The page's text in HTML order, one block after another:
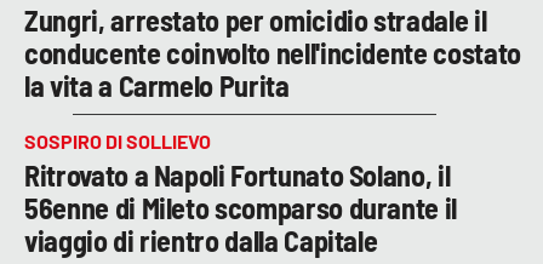
Zungri, arrestato per omicidio stradale il
conducente coinvolto nell'incidente costato
la vita a Carmelo Purita
SOSPIRO DI SOLLIEVO
Ritrovato a Napoli Fortunato Solano, il
56enne di Mileto scomparso durante il
viaggio di rientro dalla Capitale